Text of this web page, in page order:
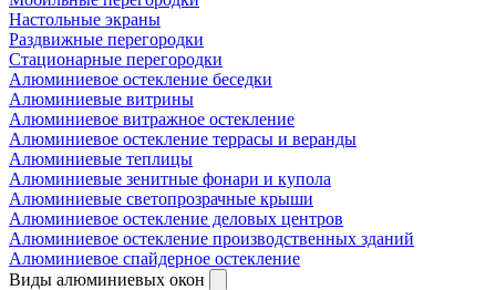
Настольные экраны
Раздвижные перегородки
Стационарные перегородки
Алюминиевое остекление беседки
Алюминиевые витрины
Алюминиевое витражное остекление
Алюминиевое остекление террасы и веранды
Алюминиевые теплицы
Алюминиевые зенитные фонари и купола
Алюминиевые светопрозрачные крыши
Алюминиевое остекление деловых центров
Алюминиевое остекление производственных зданий
Алюминиевое спайдерное остекление
Виды алюминиевых окон